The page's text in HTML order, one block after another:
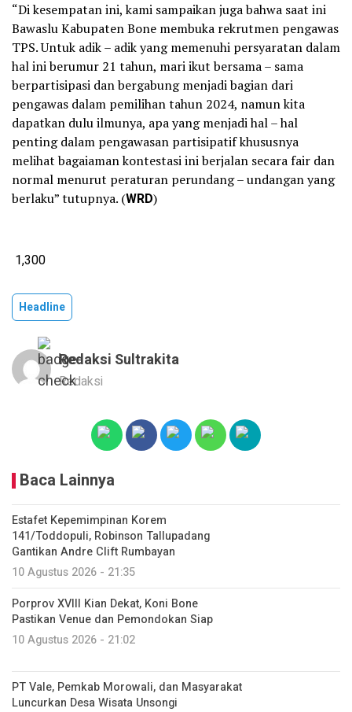
“Di kesempatan ini, kami sampaikan juga bahwa saat ini
Bawaslu Kabupaten Bone membuka rekrutmen pengawas
TPS. Untuk adik – adik yang memenuhi persyaratan dalam
hal ini berumur 21 tahun, mari ikut bersama – sama
berpartisipasi dan bergabung menjadi bagian dari
pengawas dalam pemilihan tahun 2024, namun kita
dapatkan dulu ilmunya, apa yang menjadi hal – hal
penting dalam pengawasan partisipatif khususnya
melihat bagaiaman kontestasi ini berjalan secara fair dan
normal menurut peraturan perundang – undangan yang
berlaku” tutupnya. (WRD)
1,300
Headline
Redaksi Sultrakita
Redaksi
Baca Lainnya
Estafet Kepemimpinan Korem
141/Toddopuli, Robinson Tallupadang
Gantikan Andre Clift Rumbayan
10 Agustus 2026 - 21:35
Porprov XVIII Kian Dekat, Koni Bone
Pastikan Venue dan Pemondokan Siap
10 Agustus 2026 - 21:02
PT Vale, Pemkab Morowali, dan Masyarakat
Luncurkan Desa Wisata Unsongi